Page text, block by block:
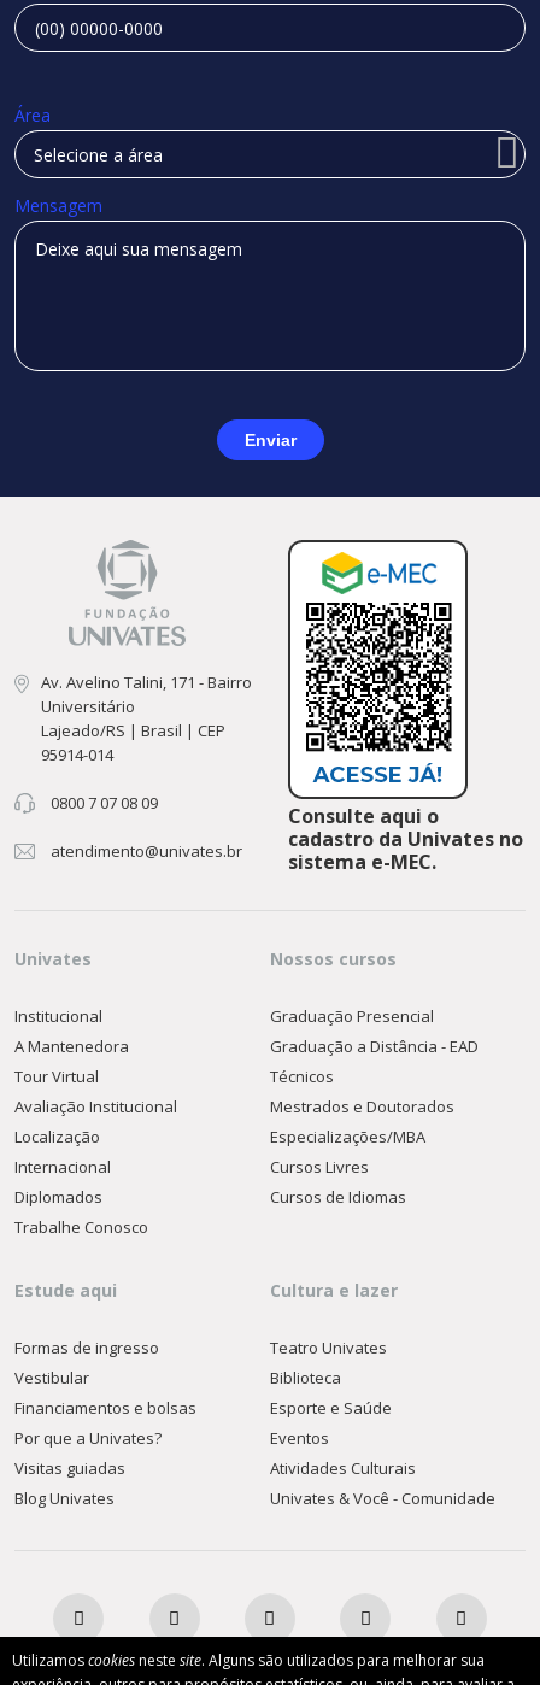
Utilizamoscookiesneste site. Alguns são utilizados para melhorar sua
Área
Mensagem
Av. Avelino Talini, 171 - Bairro
Universitário
Lajeado/RS | Brasil | CEP
95914-014
0800 7 07 08 09
atendimento@univates.br
Consulte aqui o
cadastro da Univates no
sistema e-MEC.
Univates
Institucional
A Mantenedora
Tour Virtual
Avaliação Institucional
Localização
Internacional
Diplomados
Trabalhe Conosco
Nossos cursos
Graduação Presencial
Graduação a Distância - EAD
Técnicos
Mestrados e Doutorados
Especializações/MBA
Cursos Livres
Cursos de Idiomas
Estude aqui
Formas de ingresso
Vestibular
Financiamentos e bolsas
Por que a Univates?
Visitas guiadas
Blog Univates
Cultura e lazer
Teatro Univates
Biblioteca
Esporte e Saúde
Eventos
Atividades Culturais
Univates & Você - Comunidade